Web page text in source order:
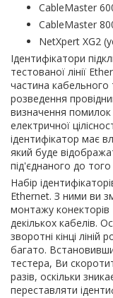
СableMaster
СableMaster
NetXpert XG2
Ідентифікатори
тестованої лінії
частина кабельного
розведення
визначення
електричної
ідентифікатор має
який буде
під'єднаного до
Набір
Ethernet. З ними ви
монтажу конекторів
декількох кабелів.
зворотні кінці
багато.
тестера, Ви
разів, оскільки
переставляти